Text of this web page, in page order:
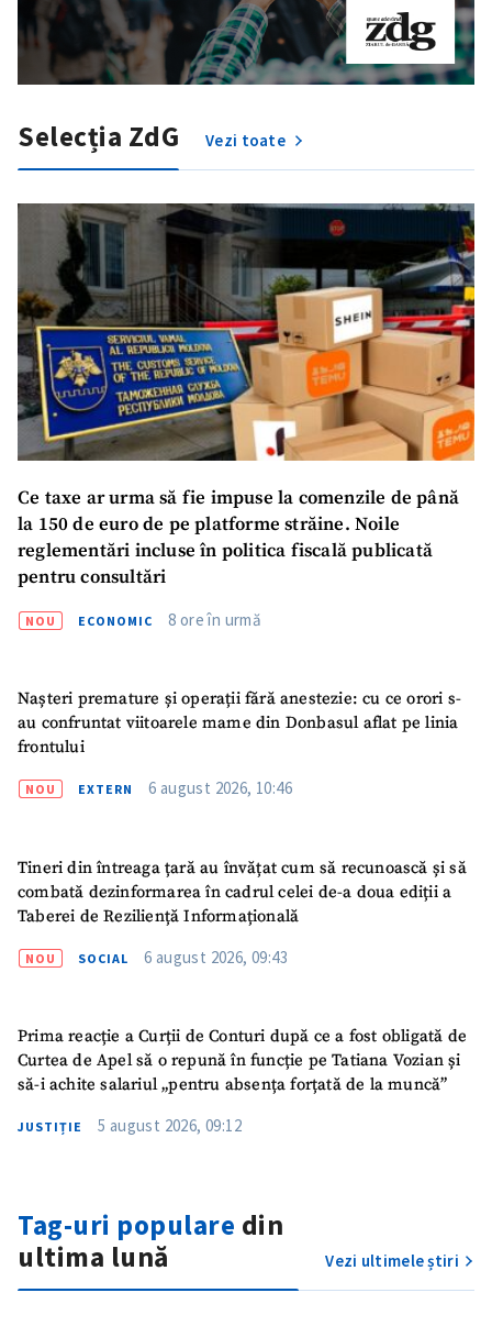
Selecția ZdG Vezi toate
Ce taxe ar urma să fie impuse la comenzile de până
la 150 de euro de pe platforme străine. Noile
reglementări incluse în politica fiscală publicată
pentru consultări
NOU ECONOMIC 8 ore în urmă
Nașteri premature și operații fără anestezie: cu ce orori s-
au confruntat viitoarele mame din Donbasul aflat pe linia
frontului
NOU EXTERN 6 august 2026, 10:46
Tineri din întreaga țară au învățat cum să recunoască și să
combată dezinformarea în cadrul celei de-a doua ediții a
Taberei de Reziliență Informațională
NOU SOCIAL 6 august 2026, 09:43
Prima reacție a Curții de Conturi după ce a fost obligată de
Curtea de Apel să o repună în funcție pe Tatiana Vozian și
să-i achite salariul „pentru absența forțată de la muncă”
JUSTIȚIE 5 august 2026, 09:12
Tag-uri populare din
ultima lună
Vezi ultimele știri
ȘTIREA MEA